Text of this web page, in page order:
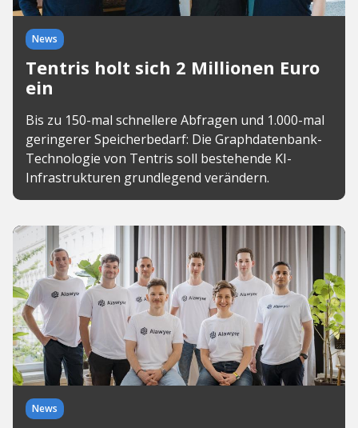
News
Tentris holt sich 2 Millionen Euro
ein
Bis zu 150-mal schnellere Abfragen und 1.000-mal
geringerer Speicherbedarf: Die Graphdatenbank-
Technologie von Tentris soll bestehende KI-
Infrastrukturen grundlegend verändern.
News